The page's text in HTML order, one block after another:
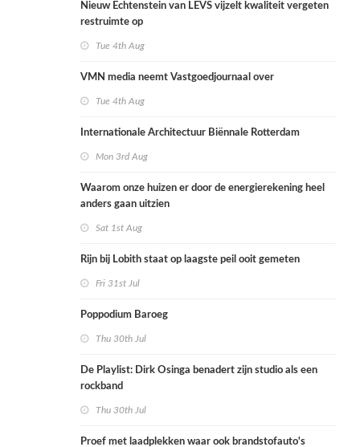
Nieuw Echtenstein van LEVS vijzelt kwaliteit vergeten
restruimte op
Tue 4th Aug
VMN media neemt Vastgoedjournaal over
Tue 4th Aug
Internationale Architectuur Biënnale Rotterdam
Mon 3rd Aug
Waarom onze huizen er door de energierekening heel
anders gaan uitzien
Sat 1st Aug
Rijn bij Lobith staat op laagste peil ooit gemeten
Fri 31st Jul
Poppodium Baroeg
Thu 30th Jul
De Playlist: Dirk Osinga benadert zijn studio als een
rockband
Thu 30th Jul
Proef met laadplekken waar ook brandstofauto's